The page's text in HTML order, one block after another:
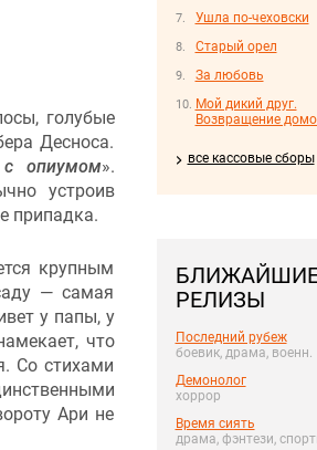
Ушла по-чеховски
Старый орел
За любовь
Мой дикий друг.
Возвращение
все кассовые сборы
РЕЛИЗЫ
Последний рубеж
боевик, драма, военн.
Демонолог
хоррор
Время сиять
драма, фэнтези,
голубые
Десноса.
с опиумом».
устроив
припадка.
крупным
— самая
у папы, у
что
Со стихами
Ари не